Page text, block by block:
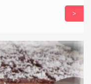
>